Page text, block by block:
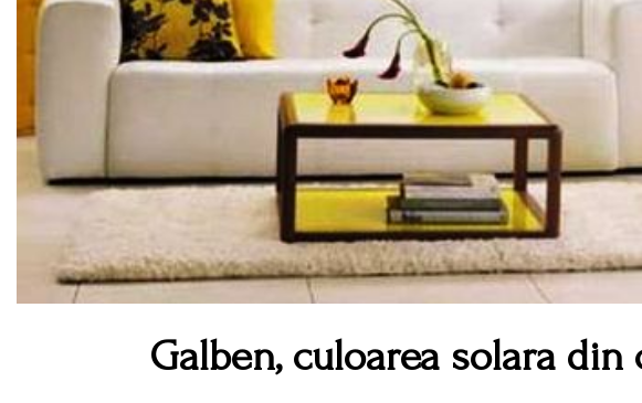
Galben, culoarea solara